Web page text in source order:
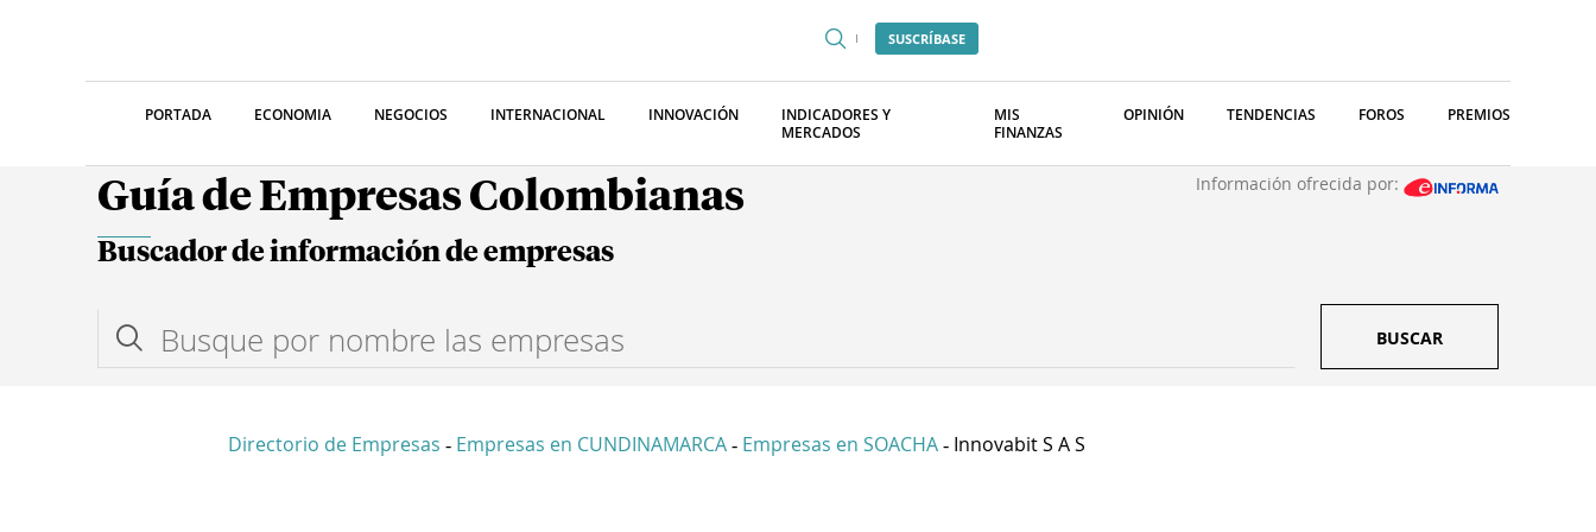
SUSCRÍBASE
PORTADA ECONOMIA NEGOCIOS INTERNACIONAL INNOVACIÓN
INDICADORES Y
MERCADOS
MIS
FINANZAS
OPINIÓN TENDENCIAS FOROS PREMIOS
Guía de Empresas Colombianas Información ofrecida por:
Buscador de información de empresas
BUSCAR
Directorio de Empresas - Empresas en CUNDINAMARCA - Empresas en SOACHA - Innovabit S A S